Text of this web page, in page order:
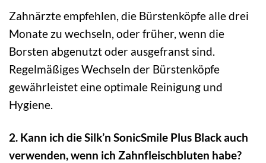
Zahnärzte empfehlen, die Bürstenköpfe alle drei
Monate zu wechseln, oder früher, wenn die
Borsten abgenutzt oder ausgefranst sind.
Regelmäßiges Wechseln der Bürstenköpfe
gewährleistet eine optimale Reinigung und
Hygiene.
2. Kann ich die Silk’n SonicSmile Plus Black auch
verwenden, wenn ich Zahnfleischbluten habe?